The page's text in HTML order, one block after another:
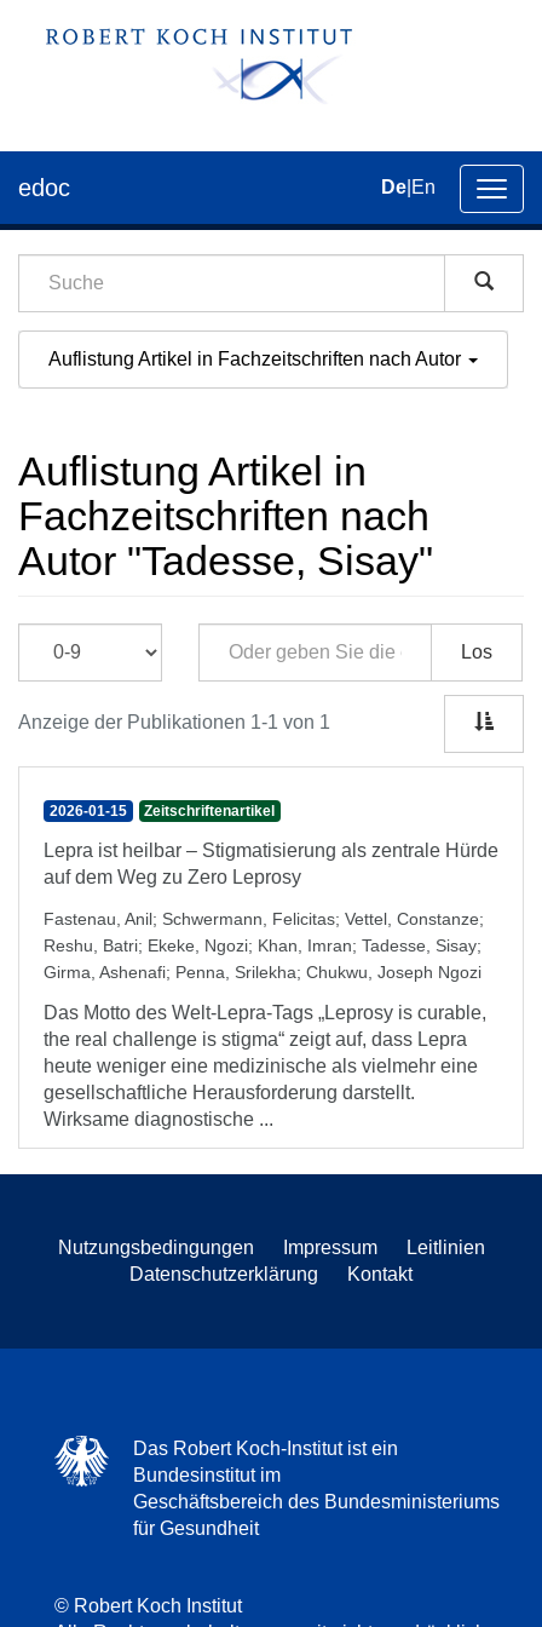
der
edoc De En
Auflistung Artikel in Fachzeitschriften nach Autor
Auflistung Artikel in
Fachzeitschriften nach
Autor "Tadesse, Sisay"
Los
Anzeige der Publikationen 1-1 von 1
2026-01-15 Zeitschriftenartikel
Lepra ist heilbar – Stigmatisierung als zentrale Hürde
auf dem Weg zu Zero Leprosy
Fastenau, Anil; Schwermann, Felicitas; Vettel, Constanze;
Reshu, Batri; Ekeke, Ngozi; Khan, Imran; Tadesse, Sisay;
Girma, Ashenafi; Penna, Srilekha; Chukwu, Joseph Ngozi
Das Motto des Welt-Lepra-Tags „Leprosy is curable,
the real challenge is stigma“ zeigt auf, dass Lepra
heute weniger eine medizinische als vielmehr eine
gesellschaftliche Herausforderung darstellt.
Wirksame diagnostische ...
Nutzungsbedingungen Impressum
Leitlinien
Datenschutzerklärung
Kontakt
Das Robert Koch-Institut ist ein
Bundesinstitut im
Geschäftsbereich des Bundesministeriums
für Gesundheit
© Robert Koch Institut